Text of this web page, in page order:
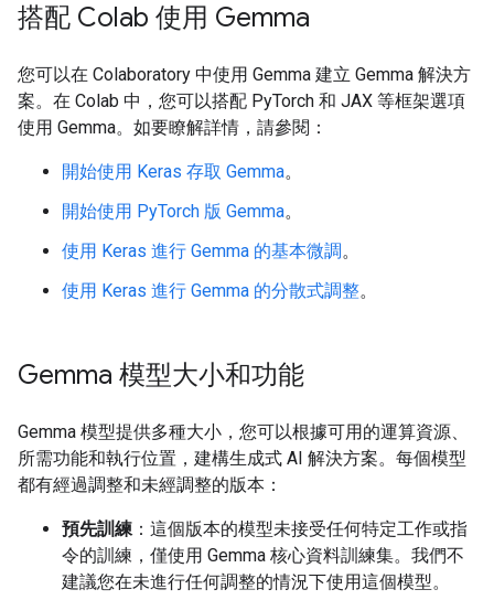
搭配 Colab 使用 Gemma
您可以在 Colaboratory 中使用 Gemma 建立 Gemma 解決方
案。在 Colab 中，您可以搭配 PyTorch 和 JAX 等框架選項
使用 Gemma。如要瞭解詳情，請參閱：
開始使用 Keras 存取 Gemma。
開始使用 PyTorch 版 Gemma。
使用 Keras 進行 Gemma 的基本微調。
使用 Keras 進行 Gemma 的分散式調整。
Gemma 模型大小和功能
Gemma 模型提供多種大小，您可以根據可用的運算資源、
所需功能和執行位置，建構生成式 AI 解決方案。每個模型
都有經過調整和未經調整的版本：
預先訓練：這個版本的模型未接受任何特定工作或指
令的訓練，僅使用 Gemma 核心資料訓練集。我們不
建議您在未進行任何調整的情況下使用這個模型。